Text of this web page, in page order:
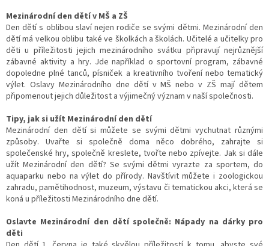
Mezinárodní den dětí v MŠ a ZŠ
Den dětí s oblibou slaví nejen rodiče se svými dětmi. Mezinárodní den
dětí má velkou oblibu také ve školkách a školách. Učitelé a učitelky pro
děti u příležitosti jejich mezinárodního svátku připravují nejrůznější
zábavné aktivity a hry. Jde například o sportovní program, zábavné
dopoledne plné tanců, písniček a kreativního tvoření nebo tematický
výlet. Oslavy Mezinárodního dne dětí v MŠ nebo v ZŠ mají dětem
připomenout jejich důležitost a výjimečný význam v naší společnosti.
Tipy, jak si užít Mezinárodní den dětí
Mezinárodní den dětí si můžete se svými dětmi vychutnat různými
způsoby. Uvařte si společně doma něco dobrého, zahrajte si
společenské hry, společně kreslete, tvořte nebo zpívejte. Jak si dále
užít Mezinárodní den dětí? Se svými dětmi vyrazte za sportem, do
aquaparku nebo na výlet do přírody. Navštívit můžete i zoologickou
zahradu, pamětihodnost, muzeum, výstavu či tematickou akci, která se
koná u příležitosti Mezinárodního dne dětí.
Oslavte Mezinárodní den dětí společně: Nápady na dárky pro
děti